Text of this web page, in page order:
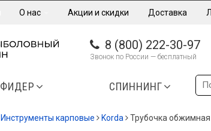
О нас Акции и скидки Доставка
8 (800) 222-30-97
Звонок по России — бесплатный
ФИДЕР СПИННИНГ
Инструменты карповые Korda Трубочка